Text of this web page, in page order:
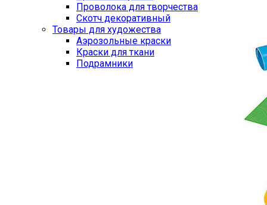
Проволока для творчества
Скотч декоративный
Товары для художества
Аэрозольные краски
Краски для ткани
Подрамники